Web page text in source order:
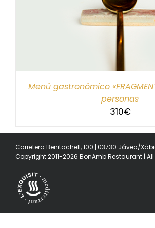
Menú gastronómico
personas
310€
SELECCIONAR IMPORTE
Carretera Benitachell, 100 | 03730 Jávea/
Copyright 2011-2026 BonAmb Restaurant |